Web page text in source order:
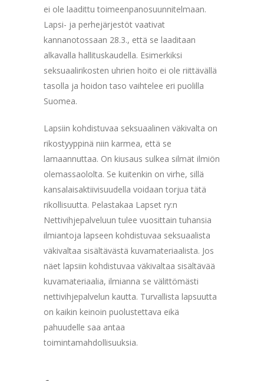
ei ole laadittu toimeenpanosuunnitelmaan.
Lapsi- ja perhejärjestöt vaativat
kannanotossaan 28.3., että se laaditaan
alkavalla hallituskaudella. Esimerkiksi
seksuaalirikosten uhrien hoito ei ole riittävällä
tasolla ja hoidon taso vaihtelee eri puolilla
Suomea.
Lapsiin kohdistuvaa seksuaalinen väkivalta on
rikostyyppinä niin karmea, että se
lamaannuttaa. On kiusaus sulkea silmät ilmiön
olemassaololta. Se kuitenkin on virhe, sillä
kansalaisaktiivisuudella voidaan torjua tätä
rikollisuutta. Pelastakaa Lapset ry:n
Nettivihjepalveluun tulee vuosittain tuhansia
ilmiantoja lapseen kohdistuvaa seksuaalista
väkivaltaa sisältävästä kuvamateriaalista. Jos
näet lapsiin kohdistuvaa väkivaltaa sisältävää
kuvamateriaalia, ilmianna se välittömästi
nettivihjepalvelun kautta. Turvallista lapsuutta
on kaikin keinoin puolustettava eikä
pahuudelle saa antaa
toimintamahdollisuuksia.